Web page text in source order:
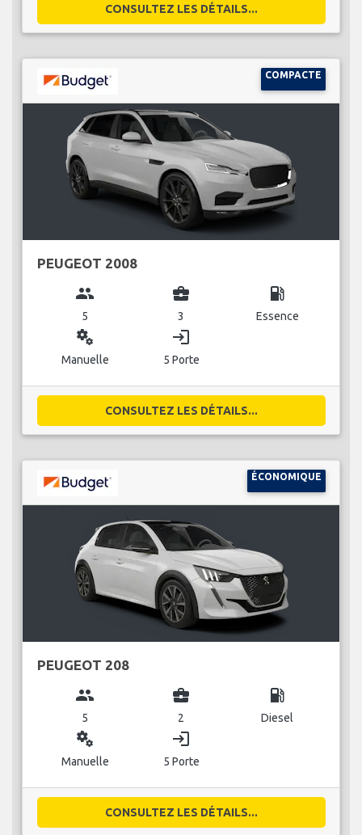
CONSULTEZ LES DÉTAILS...
COMPACTE
PEUGEOT 2008
group
5
business_center
3
local_gas_station
Essence
miscellaneous_services
Manuelle
login
5 Porte
CONSULTEZ LES DÉTAILS...
ÉCONOMIQUE
PEUGEOT 208
group
5
business_center
2
local_gas_station
Diesel
miscellaneous_services
Manuelle
login
5 Porte
CONSULTEZ LES DÉTAILS...